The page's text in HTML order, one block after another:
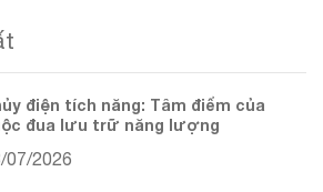
điện tích năng: Tâm điểm của
đua lưu trữ năng lượng
07/2026